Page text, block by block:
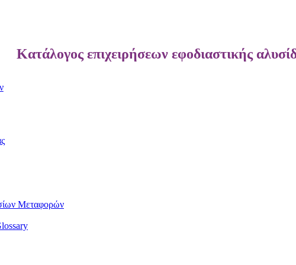
Κατάλογος επιχειρήσεων εφοδιαστικής
Μεταφορών